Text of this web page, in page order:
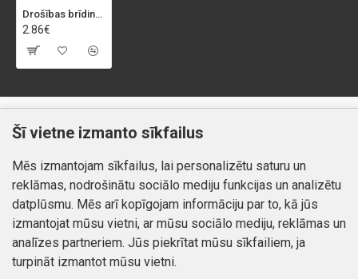
Drošības brīdinājuma gaisma "4 HELMET"
2.86€
Klientiem
Kontakti
Preču atgriešana
Mans profils
Mans profils
Pasūtījumi
Piegāde un apmaksa
Atteikuma tiesības
Privātuma politika
Kontakti
Šī vietne izmanto sīkfailus
Mēs izmantojam sīkfailus, lai personalizētu saturu un
reklāmas, nodrošinātu sociālo mediju funkcijas un analizētu
datplūsmu. Mēs arī kopīgojam informāciju par to, kā jūs
izmantojat mūsu vietni, ar mūsu sociālo mediju, reklāmas un
analīzes partneriem. Jūs piekrītat mūsu sīkfailiem, ja
turpināt izmantot mūsu vietni.